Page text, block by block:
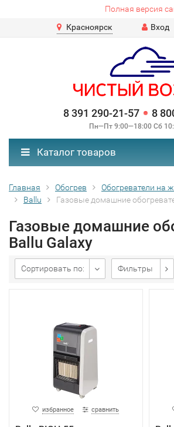
Полная версия
Красноярск
Вход
8 391 290-21-57 8
Пн—Пт 9:00—18:00 Сб
Каталог товаров
Главная Обогрев Обогреватели на
Ballu
Газовые домашние
Газовые домашние
Ballu Galaxy
Сортировать по: Фильтры
избранное сравнить